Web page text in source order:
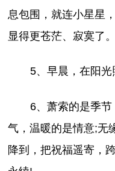
息包围，就连小星星
显得更苍茫、寂寞了。
5、早晨，在阳光
6、萧索的是季
气，温暖的是情意;无
降到，把祝福遥寄，